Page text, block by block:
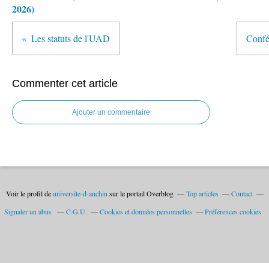
2026)
Les statuts de l'UAD
Commenter cet article
Ajouter un commentaire
Voir le profil deuniversite-d-anchin sur le portail Overblog Top articles
Contact
Signaler un abus
C.G.U. Cookies et données personnelles Préférences cookies